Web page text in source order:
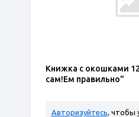
Книжка с окошками
сам!Ем правильно"
Авторизуйтесь, чтобы